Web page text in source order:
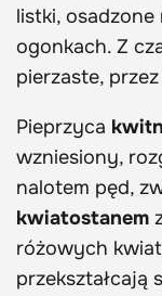
listki, osadzone
ogonkach. Z
pierzaste,
Pieprzyca
wzniesiony,
nalotem pęd,
kwiatostanem
różowych
przekształcają